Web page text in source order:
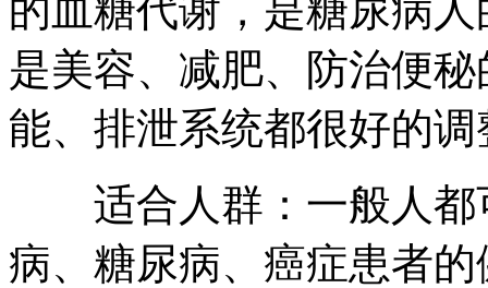
的血糖代谢，是糖尿病
是美容、减肥、防治便
能、排泄系统都很好的
适合人群：一般人都
病、糖尿病、癌症患者